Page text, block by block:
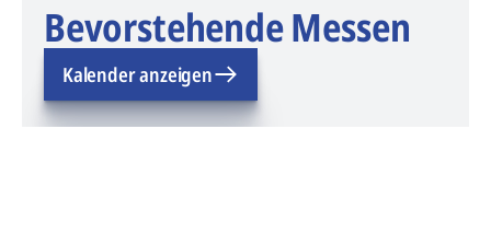
Bevorstehende Messen
Kalender anzeigen